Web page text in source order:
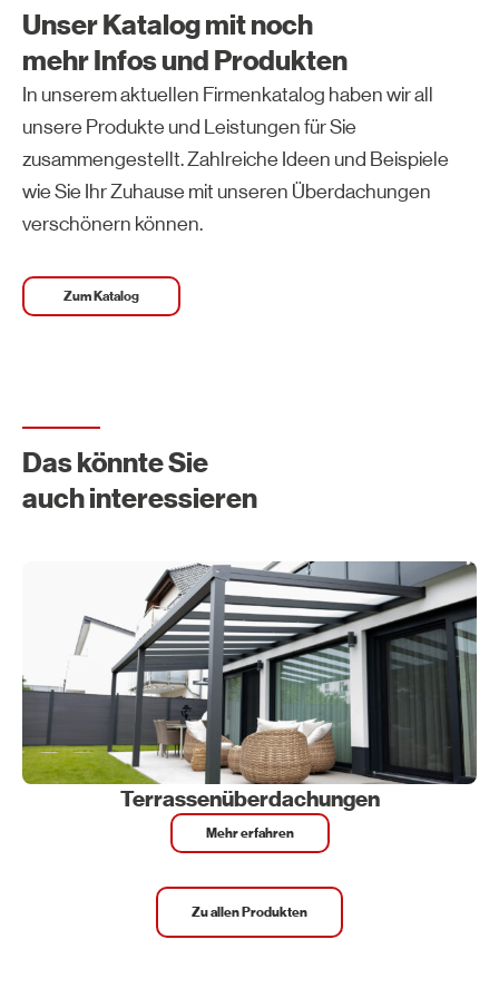
Unser Katalog mit noch
mehr Infos und Produkten
In unserem aktuellen Firmenkatalog haben wir all
unsere Produkte und Leistungen für Sie
zusammengestellt. Zahlreiche Ideen und Beispiele
wie Sie Ihr Zuhause mit unseren Überdachungen
verschönern können.
Zum Katalog
Das könnte Sie
auch interessieren
Terrassenüberdachungen
Mehr erfahren
Zu allen Produkten